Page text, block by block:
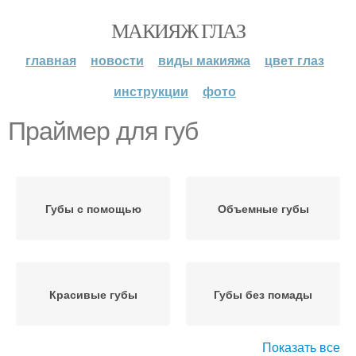
МАКИЯЖ ГЛАЗ
главная новости виды макияжа
цвет глаз
инструкции
фото
Праймер для губ
Губы с помощью Объемные губы
Красивые губы Губы без помады
Показать все